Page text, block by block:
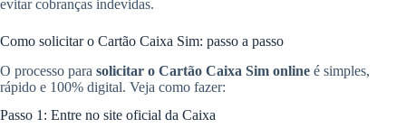
evitar cobranças indevidas.
Como solicitar o Cartão Caixa Sim: passo a passo
O processo para solicitar o Cartão Caixa Sim online é simples,
rápido e 100% digital. Veja como fazer:
Passo 1: Entre no site oficial da Caixa